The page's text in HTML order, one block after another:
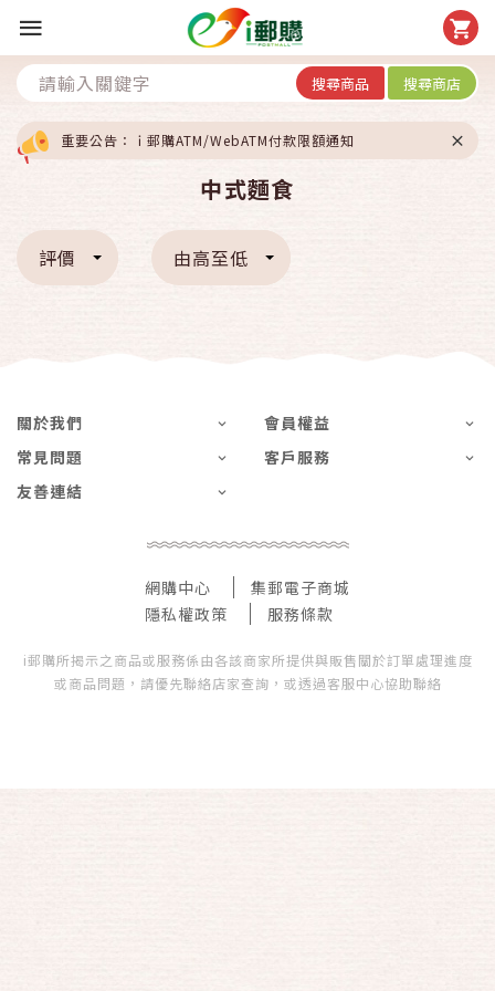
搜尋商品 搜尋商店
重要公告：ｉ郵購ATM/WebATM付款限額通知
中式麵食
評價 由高至低
關於我們
會員權益
常見問題
客戶服務
友善連結
網購中心
集郵電子商城
隱私權政策
服務條款
i郵購所揭示之商品或服務係由各該商家所提供與販售關於訂單處理進度
或商品問題，請優先聯絡店家查詢，或透過客服中心協助聯絡